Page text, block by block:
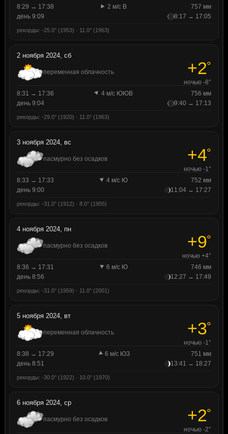
8:29 → 17:38
2 м/с В
757 мм
день 9:09
8:17 → 17:05
рекорды: -25.0° (1953) · 11.0° (1963)
2 ноября 2024, сб
переменная облачность +2°
ночью -8°
8:31 → 17:36
4 м/с ЮЮВ
756 мм
день 9:04
9:40 → 17:13
рекорды: -29.0° (1920) · 11.0° (1963)
3 ноября 2024, вс
пасмурно без осадков +4°
ночью -1°
8:33 → 17:33
4 м/с Ю
752 мм
день 9:00
11:04 → 17:27
рекорды: -31.0° (1912) · 8.0° (1955)
4 ноября 2024, пн
пасмурно без осадков +9°
ночью +4°
8:36 → 17:31
6 м/с Ю
746 мм
день 8:56
12:27 → 17:49
рекорды: -31.0° (1959) · 11.0° (2001)
5 ноября 2024, вт
переменная облачность +3°
ночью -1°
8:38 → 17:29
6 м/с ЮЗ
751 мм
день 8:51
13:41 → 18:27
рекорды: -30.0° (1922) · 10.0° (1970)
6 ноября 2024, ср
пасмурно без осадков +2°
ночью -2°